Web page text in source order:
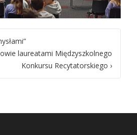
laureatami Międzyszkolnego
Konkursu Recytatorskiego ›